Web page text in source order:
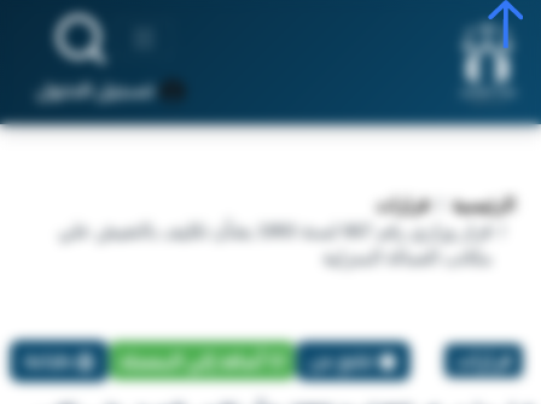
تسجيل الدخول
الرئيسية
قرارات
قرار وزاري رقم 667 لسنة 1993 بشأن تكليف بالتفيش علي
مكاتب العمالة المنزلية
قرارات تبليغ عن أضافة إلي المفضلة طباعة